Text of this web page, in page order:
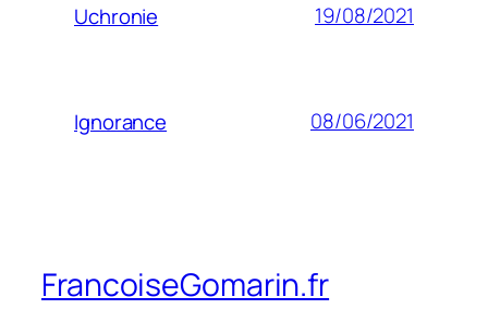
Uchronie 19/08/2021
Ignorance 08/06/2021
FrancoiseGomarin.fr